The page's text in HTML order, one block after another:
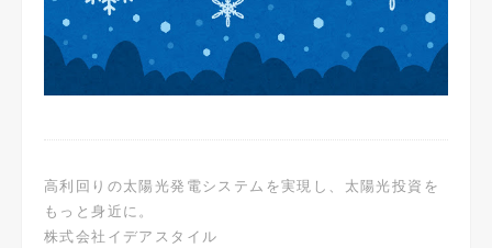
高利回りの太陽光発電システムを実現し、太陽光投資を
もっと身近に。
株式会社イデアスタイル